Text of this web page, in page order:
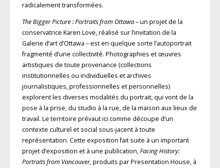
radicalement transformées.
The Bigger Picture : Portraits from Ottawa– un projet de la
conservatrice Karen Love, réalisé sur l’invitation de la
Galerie d’art d’Ottawa – est en quelque sorte l’autoportrait
fragmenté d’une collectivité. Photographies et œuvres
artistiques de toute provenance (collections
institutionnelles ou individuelles et archives
journalistiques, professionnelles et personnelles)
explorent les diverses modalités du portrait, qui vont de la
pose à la prise, du studio à la rue, de la maison aux lieux de
travail. Le territoire prévaut ici comme découpe d’un
contexte culturel et social sous-jacent à toute
représentation. Cette exposition fait suite à un important
projet d’exposition et à une publication,Facing History:
Portraits from Vancouver, produits par Presentation House, à